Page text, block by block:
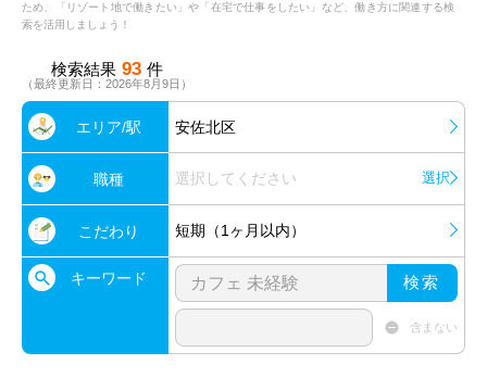
ため、「リゾート地で働きたい」や「在宅で仕事をしたい」など、働き方に関連する検
索を活用しましょう！
検索結果 93 件
（最終更新日：2026年8月9日）
エリア/駅 安佐北区
職種 選択してください 選択
こだわり 短期（1ヶ月以内）
キーワード 検索
含まない